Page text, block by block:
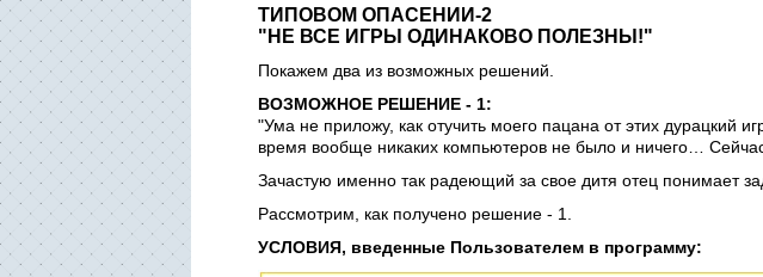
ТИПОВОМ ОПАСЕНИИ-2
"НЕ ВСЕ ИГРЫ ОДИНАКОВО ПОЛЕЗНЫ!"
Покажем два из возможных решений.
ВОЗМОЖНОЕ РЕШЕНИЕ - 1:
"Ума не приложу, как отучить моего пацана от этих дурацкий
время вообще никаких компьютеров не было и ничего…
Зачастую именно так радеющий за свое дитя отец понимает
Рассмотрим, как получено решение - 1.
УСЛОВИЯ, введенные Пользователем в программу: